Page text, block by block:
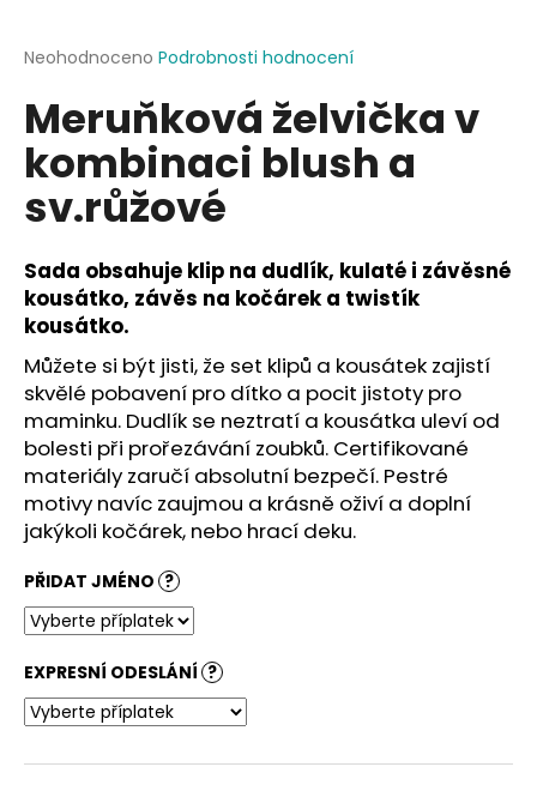
Průměrné
produktu
je
0,0
5
hvězdiček.
Neohodnoceno Podrobnosti hodnocení
Meruňková želvička v
kombinaci blush a
sv.růžové
Sada obsahuje klip na dudlík, kulaté i závěsné
kousátko, závěs na kočárek a twistík
kousátko.
Můžete si být jisti, že set klipů a kousátek zajistí
skvělé pobavení pro dítko a pocit jistoty pro
maminku. Dudlík se neztratí a kousátka uleví od
bolesti při prořezávání zoubků. Certifikované
materiály zaručí absolutní bezpečí. Pestré
motivy navíc zaujmou a krásně oživí a doplní
jakýkoli kočárek, nebo hrací deku.
PŘIDAT JMÉNO ?
EXPRESNÍ ODESLÁNÍ ?
j
t
?
HLEDAT
D
o
p
o
r
u
č
u
j
e
m
e